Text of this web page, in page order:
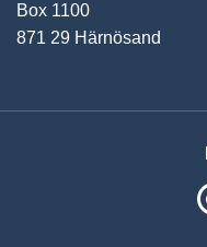
Box 1100
871 29 Härnösand